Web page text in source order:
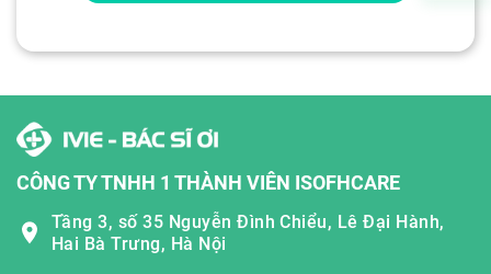
CÔNG TY TNHH 1 THÀNH VIÊN ISOFHCARE
Tầng 3, số 35 Nguyễn Đình Chiểu, Lê Đại Hành,
Hai Bà Trưng, Hà Nội